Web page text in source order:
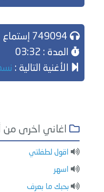
المدة : 03:32
الأغنية التالية :
اغاني اخرى من
اقول لطفلتي
اسهر
بحبك ما بعرف